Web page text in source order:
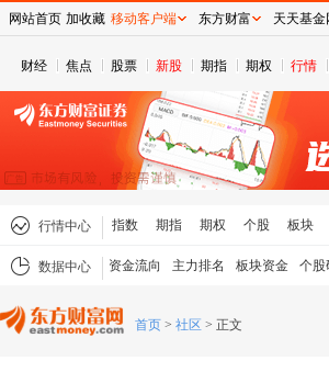
财经 焦点 股票 新股 期指 期权 行情
行情中心 指数 期指 期权 个股 板块
数据中心 资金流向 主力排名 板块资金 个股
首页 > 社区 > 正文
网站首页 加收藏 移动客户端 东方财富 天天基金